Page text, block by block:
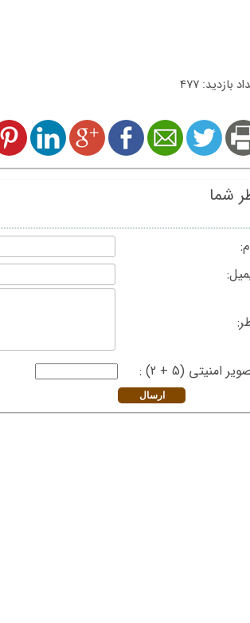
بازدید: 477
شما
امنیتی (5 + 2) :